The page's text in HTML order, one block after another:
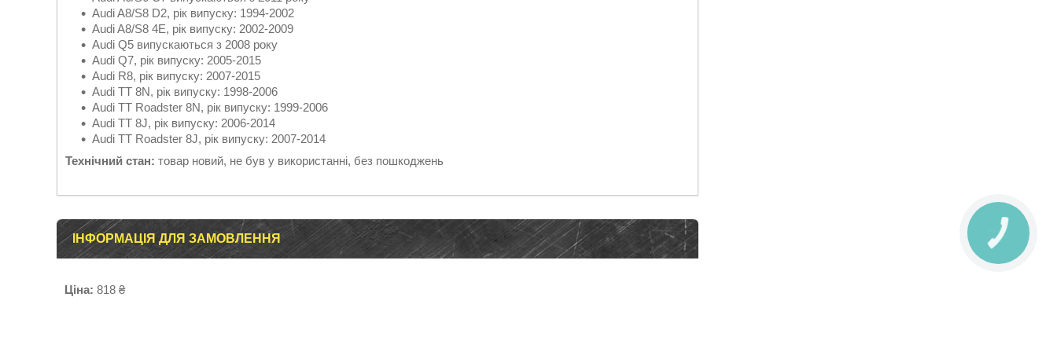
Audi A8/S8 D2, рік випуску: 1994-2002
Audi A8/S8 4E, рік випуску: 2002-2009
Audi Q5 випускаються з 2008 року
Audi Q7, рік випуску: 2005-2015
Audi R8, рік випуску: 2007-2015
Audi TT 8N, рік випуску: 1998-2006
Audi TT Roadster 8N, рік випуску: 1999-2006
Audi TT 8J, рік випуску: 2006-2014
Audi TT Roadster 8J, рік випуску: 2007-2014
Технічний стан: товар новий, не був у використанні, без пошкоджень
ІНФОРМАЦІЯ ДЛЯ ЗАМОВЛЕННЯ
Ціна: 818 ₴